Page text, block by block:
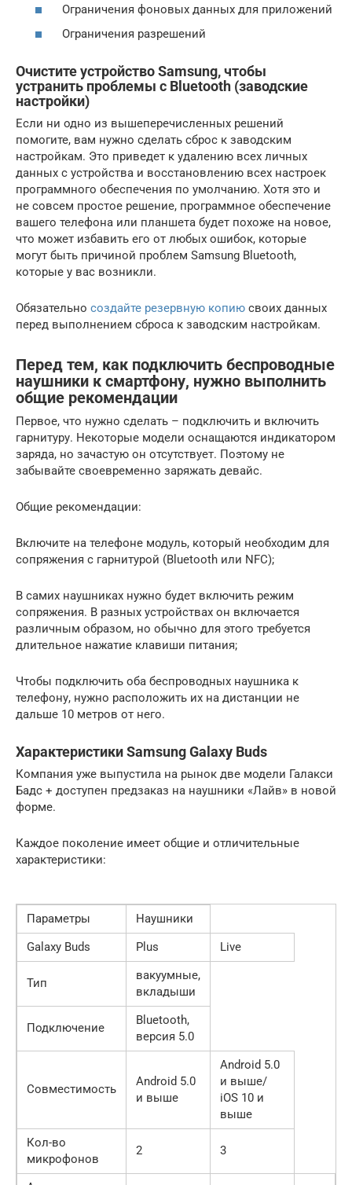
Ограничения фоновых данных для приложений
Ограничения разрешений
Очистите устройство Samsung, чтобы
устранить проблемы с Bluetooth (заводские
настройки)
Если ни одно из вышеперечисленных решений
помогите, вам нужно сделать сброс к заводским
настройкам. Это приведет к удалению всех личных
данных с устройства и восстановлению всех настроек
программного обеспечения по умолчанию. Хотя это и
не совсем простое решение, программное обеспечение
вашего телефона или планшета будет похоже на новое,
что может избавить его от любых ошибок, которые
могут быть причиной проблем Samsung Bluetooth,
которые у вас возникли.
Обязательно создайте резервную копию своих данных
перед выполнением сброса к заводским настройкам.
Перед тем, как подключить беспроводные
наушники к смартфону, нужно выполнить
общие рекомендации
Первое, что нужно сделать – подключить и включить
гарнитуру. Некоторые модели оснащаются индикатором
заряда, но зачастую он отсутствует. Поэтому не
забывайте своевременно заряжать девайс.
Общие рекомендации:
Включите на телефоне модуль, который необходим для
сопряжения с гарнитурой (Bluetooth или NFC);
В самих наушниках нужно будет включить режим
сопряжения. В разных устройствах он включается
различным образом, но обычно для этого требуется
длительное нажатие клавиши питания;
Чтобы подключить оба беспроводных наушника к
телефону, нужно расположить их на дистанции не
дальше 10 метров от него.
Характеристики Samsung Galaxy Buds
Компания уже выпустила на рынок две модели Галакси
Бадс + доступен предзаказ на наушники «Лайв» в новой
форме.
Каждое поколение имеет общие и отличительные
характеристики:
Параметры
Наушники
Galaxy Buds
Plus Live
Тип
вакуумные,
вкладыши
Подключение
Bluetooth,
версия 5.0
Совместимость
Android 5.0
и выше
Android 5.0
и выше/
iOS 10 и
выше
Кол-во
микрофонов
2 3